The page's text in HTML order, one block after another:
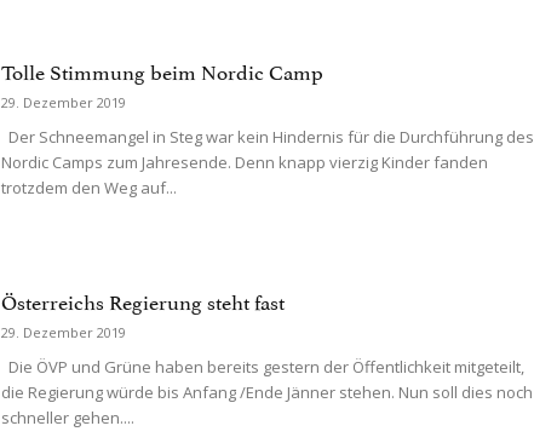
Tolle Stimmung beim Nordic Camp
29. Dezember 2019
Der Schneemangel in Steg war kein Hindernis für die Durchführung des
Nordic Camps zum Jahresende. Denn knapp vierzig Kinder fanden
trotzdem den Weg auf...
Österreichs Regierung steht fast
29. Dezember 2019
Die ÖVP und Grüne haben bereits gestern der Öffentlichkeit mitgeteilt,
die Regierung würde bis Anfang /Ende Jänner stehen. Nun soll dies noch
schneller gehen....